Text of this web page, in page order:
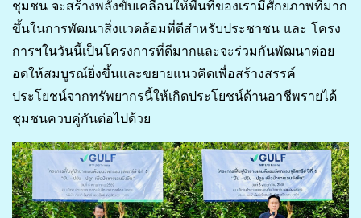
ชุมชน จะสร้างพลังขับเคลื่อนให้พื้นที่ของเรามีศักยภาพที่มาก
ขึ้นในการพัฒนาสิ่งแวดล้อมที่ดีสำหรับประชาชน และ โครง
การฯในวันนี้เป็นโครงการที่ดีมากและจะร่วมกันพัฒนาต่อย
อดให้สมบูรณ์ยิ่งขึ้นและขยายแนวคิดเพื่อสร้างสรรค์
ประโยชน์จากทรัพยากรนี้ให้เกิดประโยชน์ด้านอาชีพรายได้
ชุมชนควบคู่กันต่อไปด้วย